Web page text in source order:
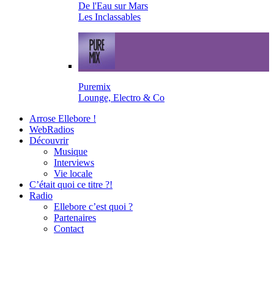
De l'Eau sur Mars
Les Inclassables
Puremix
Lounge, Electro & Co
Arrose Ellebore !
WebRadios
Découvrir
Musique
Interviews
Vie locale
C’était quoi ce titre ?!
Radio
Ellebore c’est quoi ?
Partenaires
Contact